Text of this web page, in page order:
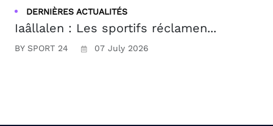
DERNIÈRES ACTUALITÉS
Iaâllalen : Les sportifs réclamen...
BY SPORT 24 07 July 2026